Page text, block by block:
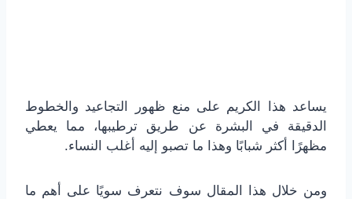
يساعد هذا الكريم على منع ظهور التجاعيد والخطوط
الدقيقة في البشرة عن طريق ترطيبها، مما يعطي
مظهرًا أكثر شبابًا وهذا ما تصبو إليه أغلب النساء.
ومن خلال هذا المقال سوف نتعرف سويًا على أهم ما